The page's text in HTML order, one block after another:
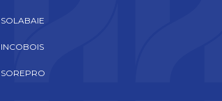
SOLABAIE
INCOBOIS
SOREPRO